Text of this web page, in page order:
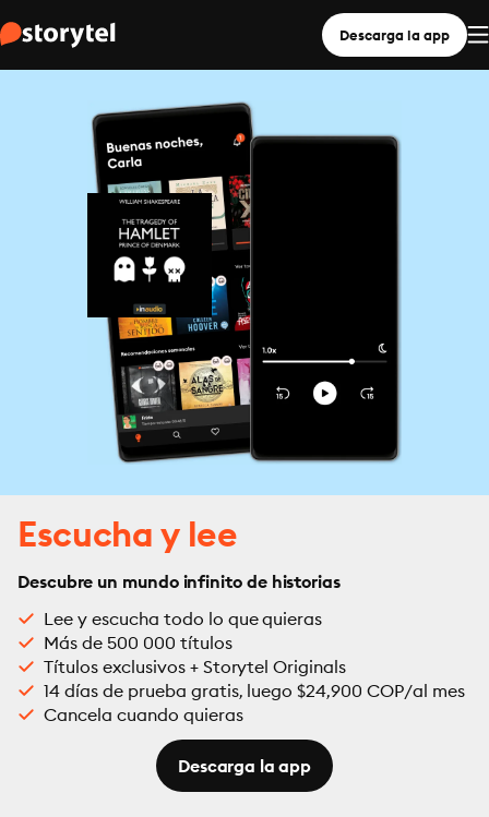
Descarga la app
Escucha y lee
Descubre un mundo infinito de historias
Lee y escucha todo lo que quieras
Más de 500 000 títulos
Títulos exclusivos + Storytel Originals
14 días de prueba gratis, luego $24,900 COP/al mes
Cancela cuando quieras
Descarga la app